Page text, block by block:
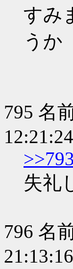
すみ
うか
795 名
>>793
失礼
796 名